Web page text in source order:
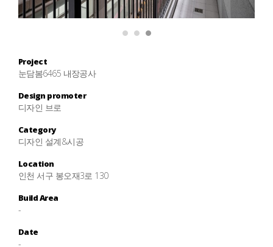
1 2 3
Project
눈담봄6465 내장공사
Design promoter
디자인 브로
Category
디자인 설계&시공
Location
인천 서구 봉오재3로 130
Build Area
-
Date
-